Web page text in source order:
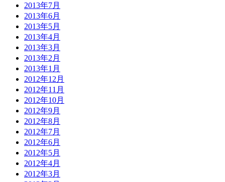
2013年7月
2013年6月
2013年5月
2013年4月
2013年3月
2013年2月
2013年1月
2012年12月
2012年11月
2012年10月
2012年9月
2012年8月
2012年7月
2012年6月
2012年5月
2012年4月
2012年3月